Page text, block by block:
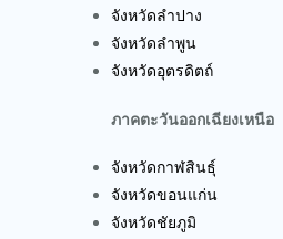
จังหวัดลำปาง
จังหวัดลำพูน
จังหวัดอุตรดิตถ์
ภาคตะวันออกเฉียงเหนือ
จังหวัดกาฬสินธุ์
จังหวัดขอนแก่น
จังหวัดชัยภูมิ